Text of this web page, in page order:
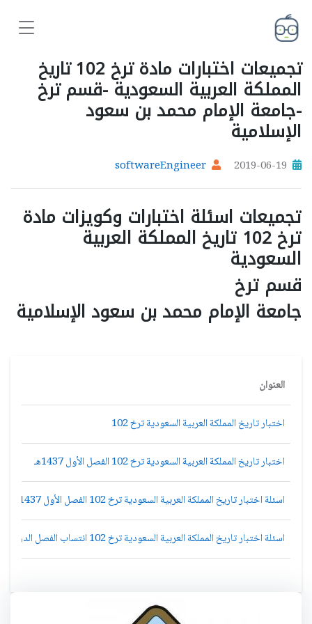
تجميعات اختبارات مادة ترخ 102 تاريخ
المملكة العربية السعودية -قسم ترخ
-جامعة الإمام محمد بن سعود
الإسلامية
2019-06-19
softwareEngineer
تجميعات اسئلة اختبارات وكويزات مادة
ترخ 102 تاريخ المملكة العربية
السعودية
قسم ترخ
جامعة الإمام محمد بن سعود الإسلامية
العنوان
اختبار تاريخ المملكة العربية السعودية ترخ 102
اختبار تاريخ المملكة العربية السعودية ترخ 102 الفصل الأول 1437هـ
اسئلة اختبار تاريخ المملكة العربية السعودية ترخ 102 الفصل الأول 1437هـ المستوى الأول
اسئلة اختبار تاريخ المملكة العربية السعودية ترخ 102 انتساب الفصل الدراسي الأول 1436ه